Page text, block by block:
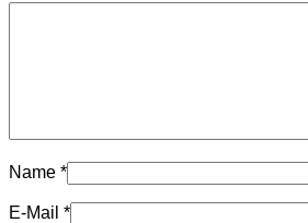
Name *
E-Mail *